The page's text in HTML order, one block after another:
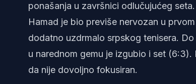
ponašanja u završnici odlučujućeg seta.
Hamad je bio previše nervozan u
dodatno uzdrmalo srpskog tenisera.
u narednom gemu je izgubio i set
da nije dovoljno fokusiran.